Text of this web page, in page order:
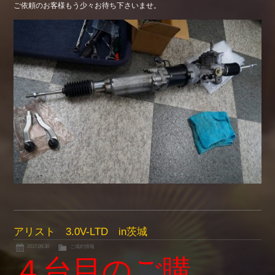
ご依頼のお客様もう少々お待ち下さいませ。
アリスト 3.0V-LTD in茨城
2017.09.30 ご成約情報